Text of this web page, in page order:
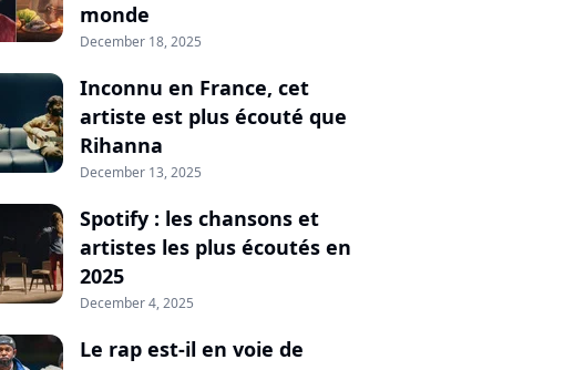
monde
December 18, 2025
Inconnu en France, cet
artiste est plus écouté que
Rihanna
December 13, 2025
Spotify : les chansons et
artistes les plus écoutés en
2025
December 4, 2025
Le rap est-il en voie de